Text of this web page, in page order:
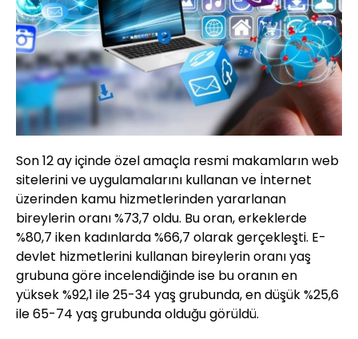
Son 12 ay içinde özel amaçla resmi makamların web
sitelerini ve uygulamalarını kullanan ve İnternet
üzerinden kamu hizmetlerinden yararlanan
bireylerin oranı %73,7 oldu. Bu oran, erkeklerde
%80,7 iken kadınlarda %66,7 olarak gerçekleşti. E-
devlet hizmetlerini kullanan bireylerin oranı yaş
grubuna göre incelendiğinde ise bu oranın en
yüksek %92,1 ile 25-34 yaş grubunda, en düşük %25,6
ile 65-74 yaş grubunda olduğu görüldü.